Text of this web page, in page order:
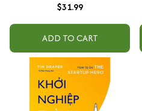
$31.99
ADD TO CART